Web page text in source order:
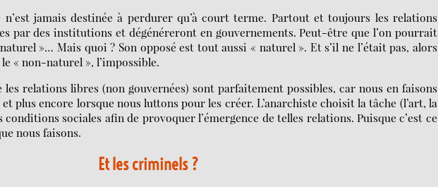
n’est jamais destinée à perdurer qu’à court terme. Partout et toujours les relations
par des institutions et dégénéreront en gouvernements. Peut-être que l’on pourrait
»… Mais quoi ? Son opposé est tout aussi « naturel ». Et s’il ne l’était pas, alors
« non-naturel », l’impossible.
les relations libres (non gouvernées) sont parfaitement possibles, car nous en faisons
et plus encore lorsque nous luttons pour les créer. L’anarchiste choisit la tâche (l’art, la
sociales afin de provoquer l’émergence de telles relations. Puisque c’est ce
nous faisons.
Et les criminels ?